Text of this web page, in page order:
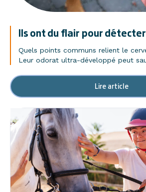
Ils ont du flair pour
Quels points communs relient le
Leur odorat ultra-développé peut
Lire article